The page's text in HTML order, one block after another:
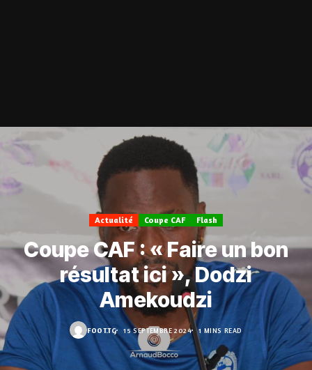
Actualité Coupe CAF Flash
Coupe CAF : « Faire un bon
résultat ici », Dodzi
Amekoudzi
FOOT.TG 15 SEPTEMBRE 2024 1 MINS READ